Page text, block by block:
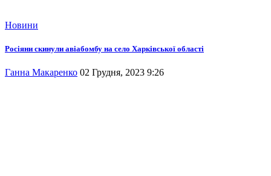
Новини
Росіяни скинули авіабомбу на село Харківської області
Ганна Макаренко 02 Грудня, 2023 9:26